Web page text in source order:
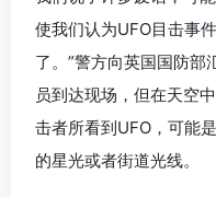
使我们认为UFO目击事
了。”警方向英国国防部
员到达现场，但在天空
击者所看到UFO，可能
的星光或者街道光线。